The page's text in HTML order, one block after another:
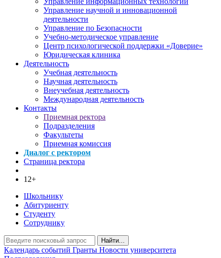
Управление научной и инновационной
деятельности
Управление по Безопасности
Учебно-методическое управление
Центр психологической поддержки «Доверие»
Юридическая клиника
Деятельность
Учебная деятельность
Научная деятельность
Внеучебная деятельность
Международная деятельность
Контакты
Приемная ректора
Подразделения
Факультеты
Приемная комиссия
Диалог с ректором
Страница ректора
12+
Школьнику
Абитуриенту
Студенту
Сотруднику
Найти...
Календарь событий Гранты Новости университета